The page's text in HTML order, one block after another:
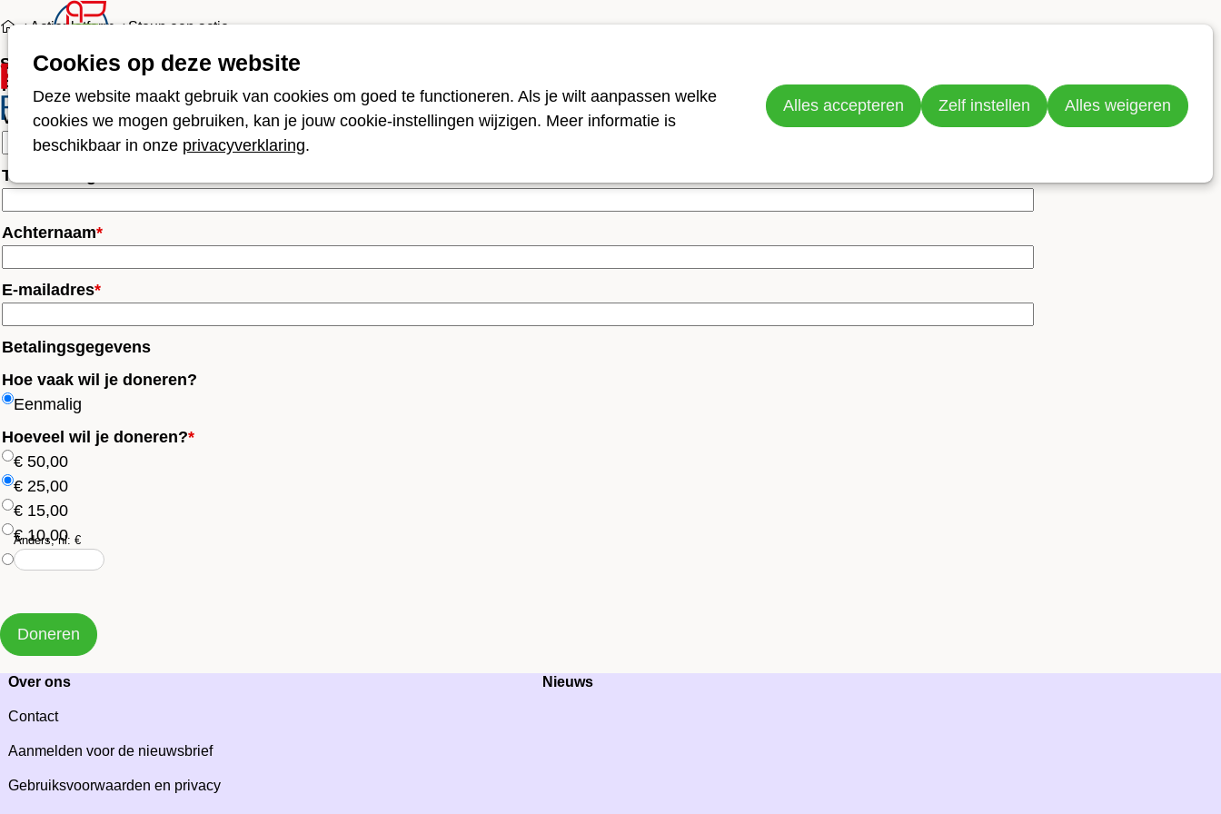
Cookies op deze website
Deze website maakt gebruik van cookies om goed te functioneren. Als je wilt aanpassen welke
cookies we mogen gebruiken, kan je jouw cookie-instellingen wijzigen. Meer informatie is
beschikbaar in onze privacyverklaring.
Alles accepteren Zelf instellen Alles weigeren
Projecten Over ons
Actieplatform Steun een actie
Steun een actie
Persoonlijke informatie
Voornaam
Tussenvoegsel
Achternaam*
E-mailadres*
Betalingsgegevens
Hoe vaak wil je doneren?
Eenmalig
Hoeveel wil je doneren?*
€ 50,00
€ 25,00
€ 15,00
€ 10,00
Anders, nl: €
Doneren
Over ons
Contact
Aanmelden voor de nieuwsbrief
Gebruiksvoorwaarden en privacy
Nieuws